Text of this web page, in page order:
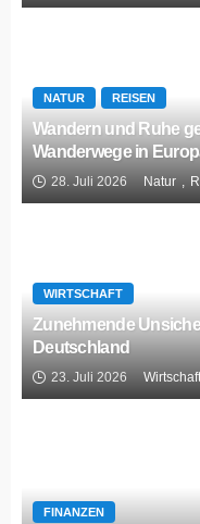
NATUR REISEN
Wandern und Ruhe
Wanderwege in
28. Juli 2026 Natur
WIRTSCHAFT
Zunehmende
Deutschland
23. Juli 2026 Wirtschaft
FINANZEN